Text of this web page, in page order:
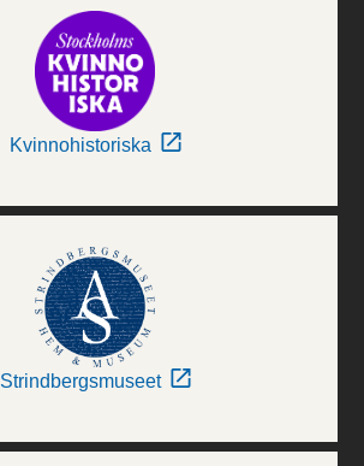
Kvinnohistoriska
Strindbergsmuseet